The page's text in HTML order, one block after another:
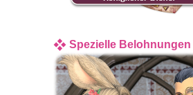
Spezielle Belohnungen